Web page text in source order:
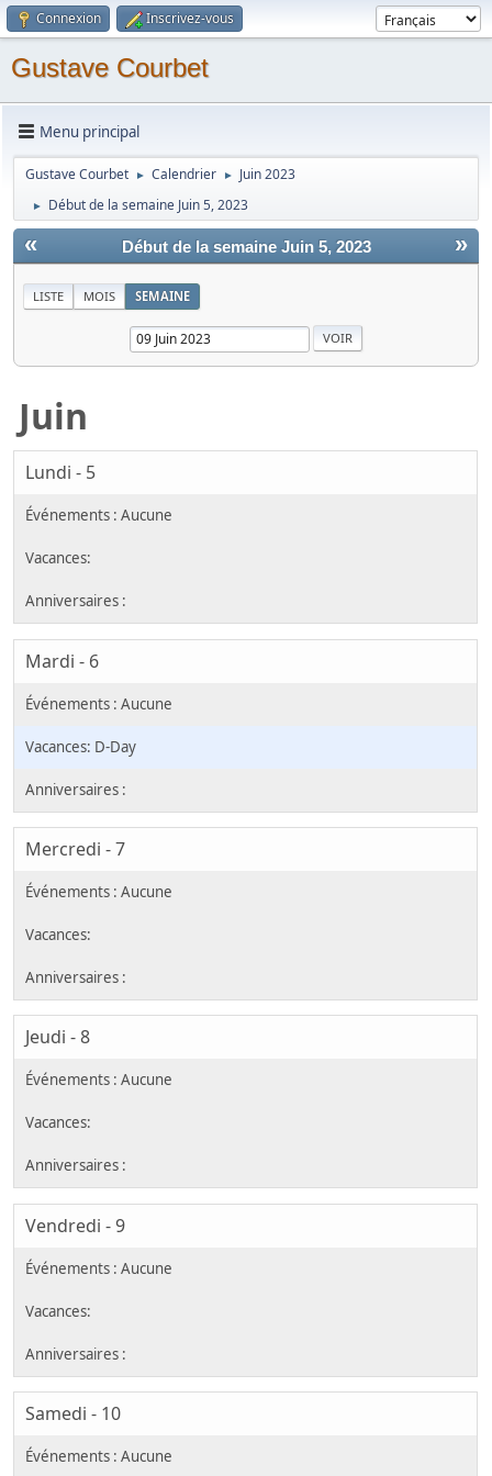
Connexion Inscrivez-vous
Gustave Courbet
Menu principal
Gustave Courbet ► Calendrier ► Juin 2023
► Début de la semaine Juin 5, 2023
« »
Début de la semaine Juin 5, 2023
LISTE MOIS SEMAINE
Juin
Lundi - 5
Mardi - 6
D-Day
Mercredi - 7
Jeudi - 8
Vendredi - 9
Samedi - 10